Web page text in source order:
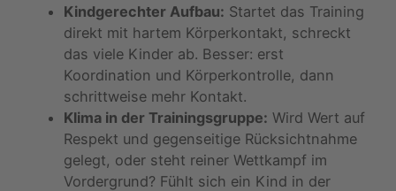
Kindgerechter Aufbau: Startet das Training
direkt mit hartem Körperkontakt, schreckt
das viele Kinder ab. Besser: erst
Koordination und Körperkontrolle, dann
schrittweise mehr Kontakt.
Klima in der Trainingsgruppe: Wird Wert auf
Respekt und gegenseitige Rücksichtnahme
gelegt, oder steht reiner Wettkampf im
Vordergrund? Fühlt sich ein Kind in der